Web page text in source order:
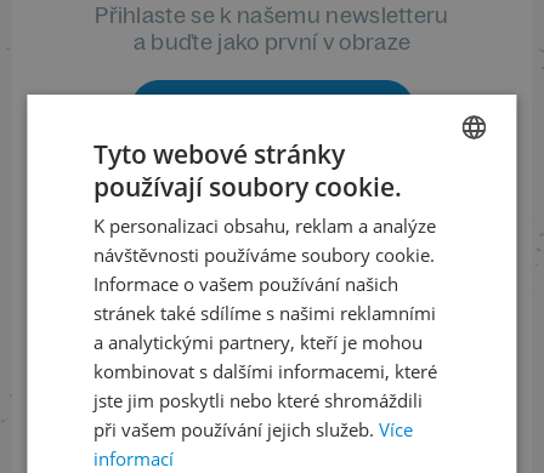
Přihlaste se k našemu newsletteru
a buďte jako první v obraze
Sledujte nás na sociálních sítích
LinkedInflickr
Informace o stavu objednávek
+420 461 049 232
ENGLISH
Tyto webové stránky
používají soubory cookie.
K personalizaci obsahu, reklam a analýze
návštěvnosti používáme soubory cookie.
Informace o vašem používání našich
stránek také sdílíme s našimi reklamními
a analytickými partnery, kteří je mohou
kombinovat s dalšími informacemi, které
jste jim poskytli nebo které shromáždili
při vašem používání jejich služeb. Více
informací